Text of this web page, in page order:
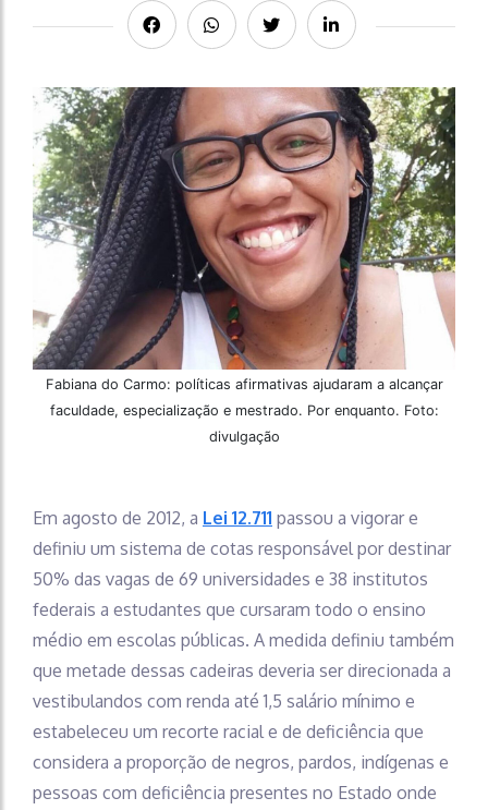
Fabiana do Carmo: políticas afirmativas ajudaram a alcançar
faculdade, especialização e mestrado. Por enquanto. Foto:
divulgação
Em agosto de 2012, a Lei 12.711 passou a vigorar e
definiu um sistema de cotas responsável por destinar
50% das vagas de 69 universidades e 38 institutos
federais a estudantes que cursaram todo o ensino
médio em escolas públicas. A medida definiu também
que metade dessas cadeiras deveria ser direcionada a
vestibulandos com renda até 1,5 salário mínimo e
estabeleceu um recorte racial e de deficiência que
considera a proporção de negros, pardos, indígenas e
pessoas com deficiência presentes no Estado onde